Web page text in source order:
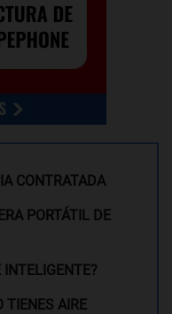
CONTRATADA
PORTÁTIL DE
INTELIGENTE?
TIENES AIRE